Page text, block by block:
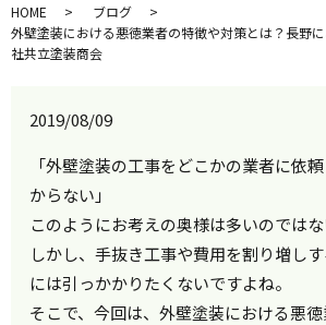
HOME
ブログ
外壁塗装における悪徳業者の特徴や対策とは？長野
社共立塗装商会
2019/08/09
「外壁塗装の工事をどこかの業者に依
からない」
このようにお考えの奥様は多いのではな
しかし、手抜き工事や費用を割り増し
には引っかかりたくないですよね。
そこで、今回は、外壁塗装における悪